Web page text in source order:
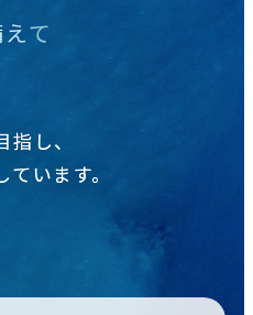
て
し、
ています。